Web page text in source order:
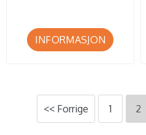
INFORMASJON
<< Forrige 1 2